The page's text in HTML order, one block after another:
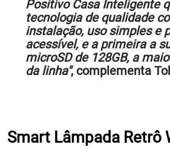
Positivo Casa Inteligente
tecnologia de qualidade
instalação, uso simples e
acessível, e a primeira a
microSD de 128GB, a
da linha", complementa
Smart Lâmpada Retrô